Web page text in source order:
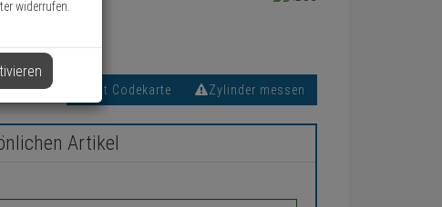
Mit Codekarte Zylinder messen
Artikel
widerrufen.